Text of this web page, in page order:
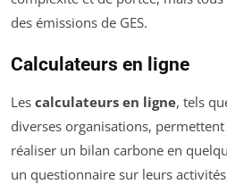
des émissions de GES.
Calculateurs en ligne
Les calculateurs en ligne, tels
diverses organisations,
réaliser un bilan carbone en
un questionnaire sur leurs